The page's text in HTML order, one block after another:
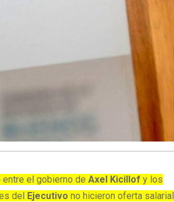
entre el gobierno deAxel Kicillof y los
del Ejecutivo no hicieron oferta salarial